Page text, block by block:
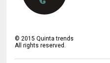
©2015 Quinta trends
All rights reserved.